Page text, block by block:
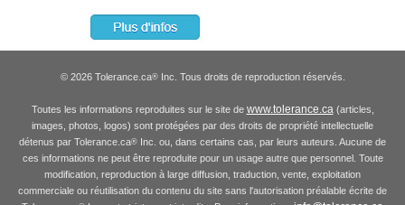
© 2026 Tolerance.ca®Inc. Tous droits de reproduction réservés.
Toutes les informations reproduites sur le site de www.tolerance.ca (articles,
images, photos, logos) sont protégées par des droits de propriété intellectuelle
détenus par Tolerance.ca® Inc. ou, dans certains cas, par leurs auteurs. Aucune de
ces informations ne peut être reproduite pour un usage autre que personnel. Toute
modification, reproduction à large diffusion, traduction, vente, exploitation
commerciale ou réutilisation du contenu du site sans l'autorisation préalable écrite de